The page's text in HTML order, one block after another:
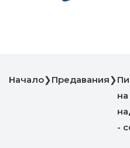
Начало❯Предавания❯
на
-